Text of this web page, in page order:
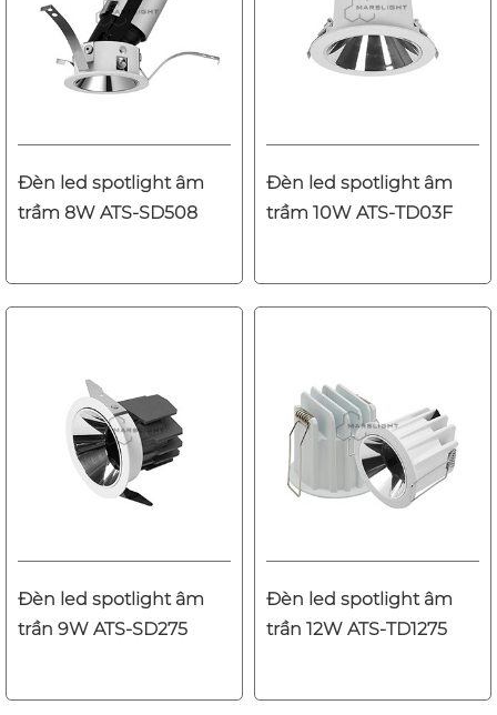
Đèn led spotlight âm
trầm 8W ATS-SD508
Đèn led spotlight âm
trầm 10W ATS-TD03F
Đèn led spotlight âm
trần 9W ATS-SD275
Đèn led spotlight âm
trần 12W ATS-TD1275